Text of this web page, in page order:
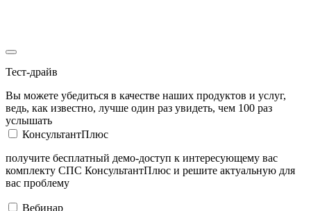
Тест-драйв
Вы можете убедиться в качестве наших продуктов и услуг,
ведь, как известно, лучше один раз увидеть, чем 100 раз
услышать
КонсультантПлюс
получите бесплатный демо-доступ к интересующему вас
комплекту СПС КонсультантПлюс и решите актуальную для
вас проблему
Вебинар